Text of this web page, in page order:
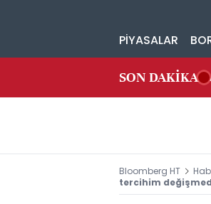
PİYASALAR
SON DAKİKA
Bloomberg HT
tercihim